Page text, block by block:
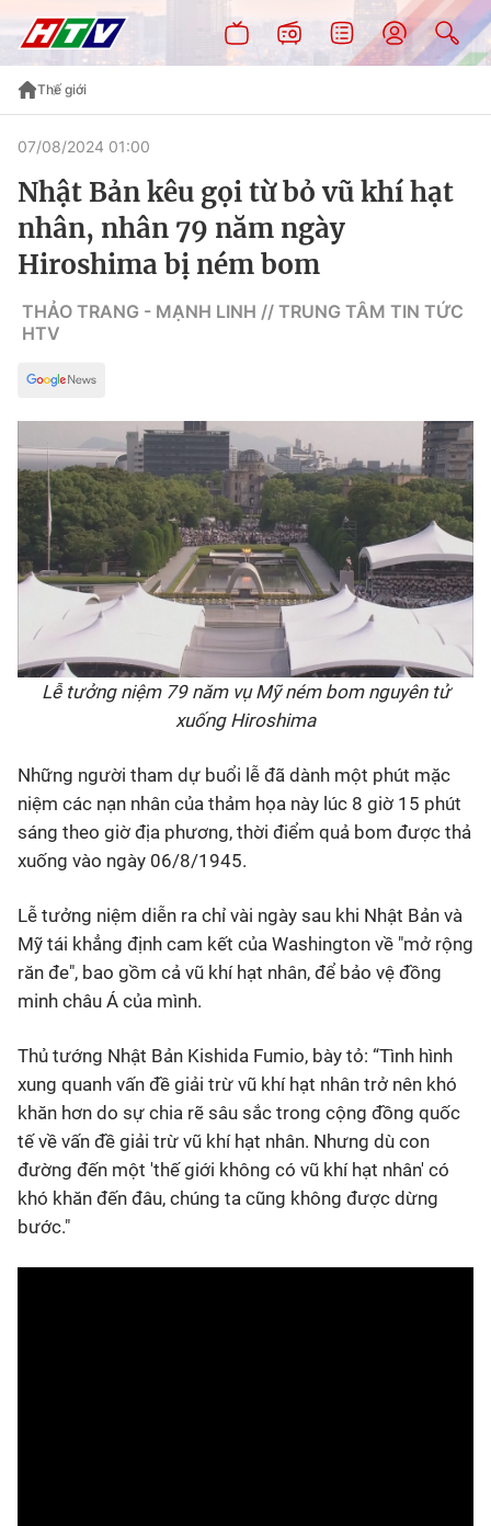
Thế giới
07/08/2024 01:00
Nhật Bản kêu gọi từ bỏ vũ khí hạt
nhân, nhân 79 năm ngày
Hiroshima bị ném bom
THẢO TRANG - MẠNH LINH // TRUNG TÂM TIN TỨC
HTV
Lễ tưởng niệm 79 năm vụ Mỹ ném bom nguyên tử
xuống Hiroshima
Những người tham dự buổi lễ đã dành một phút mặc
niệm các nạn nhân của thảm họa này lúc 8 giờ 15 phút
sáng theo giờ địa phương, thời điểm quả bom được thả
xuống vào ngày 06/8/1945.
Lễ tưởng niệm diễn ra chỉ vài ngày sau khi Nhật Bản và
Mỹ tái khẳng định cam kết của Washington về "mở rộng
răn đe", bao gồm cả vũ khí hạt nhân, để bảo vệ đồng
minh châu Á của mình.
Thủ tướng Nhật Bản Kishida Fumio, bày tỏ: “Tình hình
xung quanh vấn đề giải trừ vũ khí hạt nhân trở nên khó
khăn hơn do sự chia rẽ sâu sắc trong cộng đồng quốc
tế về vấn đề giải trừ vũ khí hạt nhân. Nhưng dù con
đường đến một 'thế giới không có vũ khí hạt nhân' có
khó khăn đến đâu, chúng ta cũng không được dừng
bước."